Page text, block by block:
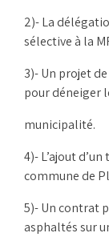
2)- La
sélective à la
3)- Un projet
pour déneiger
municipalité.
4)- L’ajout
commune de
5)- Un contrat
asphaltés sur